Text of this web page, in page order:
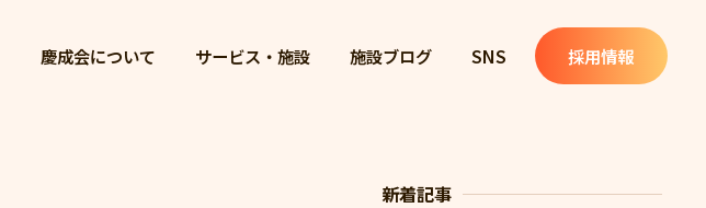
慶成会について サービス・施設 施設ブログ SNS 採用情報
新着記事